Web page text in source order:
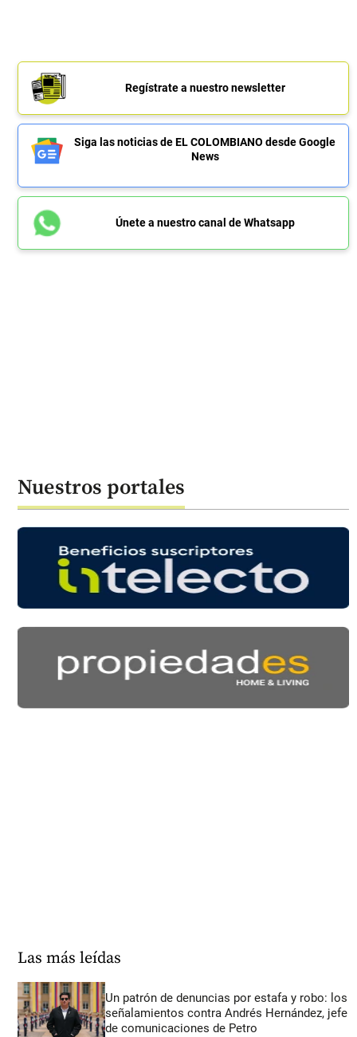
Regístrate a nuestro newsletter
Siga las noticias de EL COLOMBIANO desde Google
News
Únete a nuestro canal de Whatsapp
Nuestros portales
Las más leídas
Un patrón de denuncias por estafa y robo: los
señalamientos contra Andrés Hernández, jefe
de comunicaciones de Petro